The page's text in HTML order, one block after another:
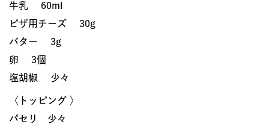
牛乳 60ml
ピザ用チーズ 30g
バター 3g
卵 3個
塩胡椒 少々
〈トッピング 〉
パセリ 少々